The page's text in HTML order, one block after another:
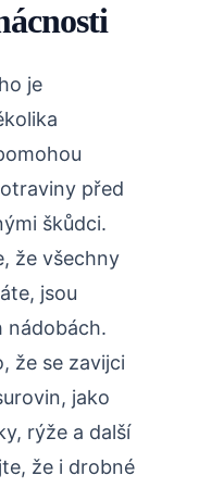
je
před
škůdci.
že všechny
jsou
nádobách.
že se zavijci
jako
rýže a další
že i drobné